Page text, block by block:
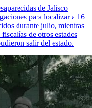
de Jalisco
para localizar a 16
durante julio, mientras
de otros estados
salir del estado.